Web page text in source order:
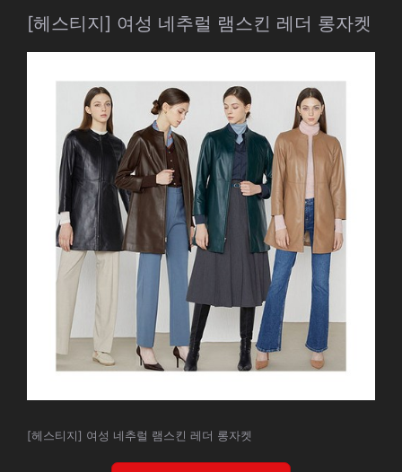
[헤스티지] 여성 네추럴 램스킨 레더 롱자켓
[헤스티지] 여성 네추럴 램스킨 레더 롱자켓